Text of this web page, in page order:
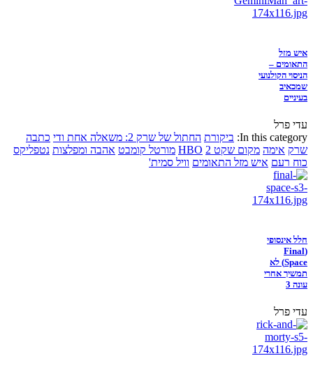
איש מזל
התאומים –
הניסוי הקולנועי
שמכאיב
בעיניים
עדי פרל
In this category: ביקורת החתול של שרק 2: משאלה אחת ודי
כתבה
שרק אימה מקום שקט 2 HBO מורטל קומבט אהבה ומפלצות נטפליקס
כוח רעם איש מזל התאומים וויל סמית'
חלל אינסופי
(Final
Space) לא
תמשיך אחרי
עונה 3
עדי פרל